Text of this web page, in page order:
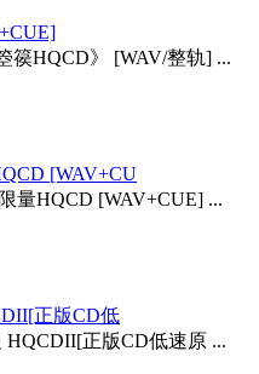
篌HQCD》 [WAV/整轨] ...
[WAV+CU
量HQCD [WAV+CUE] ...
正版CD低
HQCDII[正版CD低速原 ...